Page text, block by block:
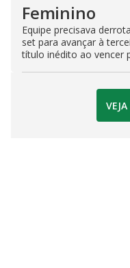
Feminino
Equipe precisava
set para avançar à
título inédito ao vencer